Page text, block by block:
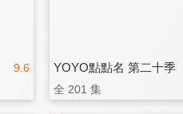
9.6 YOYO點點名 第二十季
全 201 集